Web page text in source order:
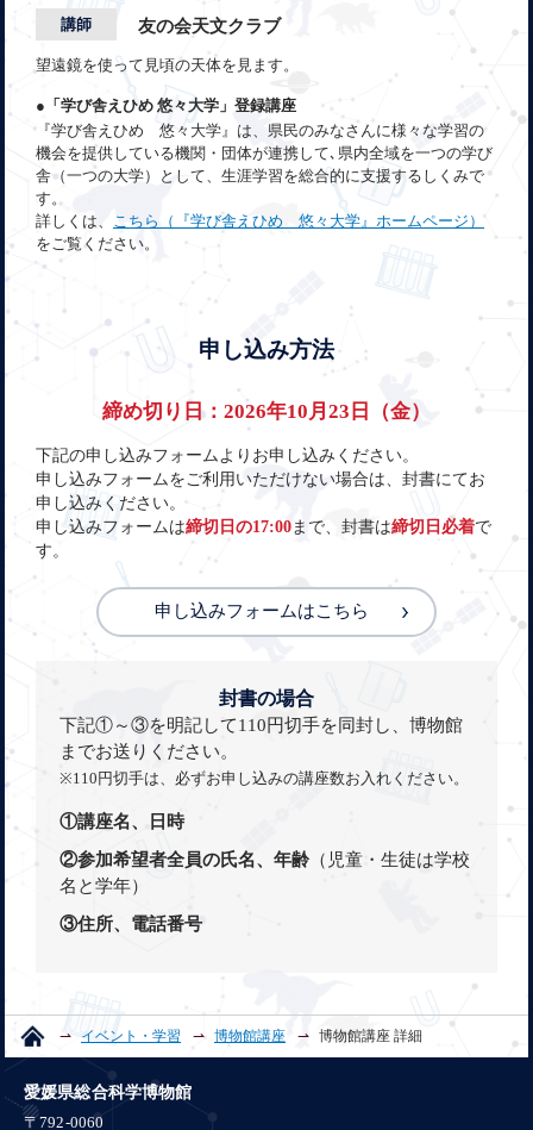
講師 友の会天文クラブ
望遠鏡を使って見頃の天体を見ます。
●「学び舎えひめ 悠々大学」登録講座
『学び舎えひめ 悠々大学』は、県民のみなさんに様々な学習の
機会を提供している機関・団体が連携して､県内全域を一つの学び
舎（一つの大学）として、生涯学習を総合的に支援するしくみで
す。
詳しくは、
こちら（『学び舎えひめ 悠々大学』ホームページ）
をご覧ください。
申し込み方法
締め切り日：2026年10月23日（金）
下記の申し込みフォームよりお申し込みください。
申し込みフォームをご利用いただけない場合は、封書にてお
申し込みください。
申し込みフォームは締切日の17:00 まで、封書は締切日必着で
す。
申し込みフォームはこちら
封書の場合
下記①～③を明記して110円切手を同封し、博物館
までお送りください。
※110円切手は、必ずお申し込みの講座数お入れください。
①講座名、日時
②参加希望者全員の氏名、年齢 （児童・生徒は学校
名と学年）
③住所、電話番号
イベント・学習 博物館講座 博物館講座 詳細
愛媛県総合科学博物館
〒792-0060